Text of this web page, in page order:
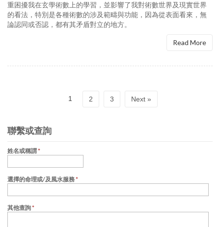
重困擾我在玄學術數上的學習，並影響了我對術數世界及現實世界
的看法，特別是各種術數的涉及範疇與功能，因為從表面看來，無
論認同或否認，都有其矛盾對立的地方。
Read More
1 2 3 Next »
聯繫或查詢
姓名或稱謂*
選擇的命理或/及風水服務*
其他查詢*